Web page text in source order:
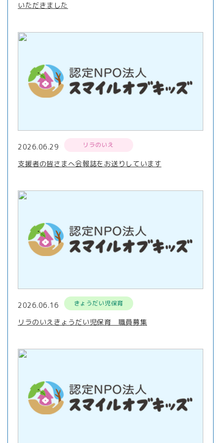
いただきました
2026.06.29 リラのいえ
支援者の皆さまへ会報誌をお送りしています
2026.06.16 きょうだい児保育
リラのいえきょうだい児保育 職員募集